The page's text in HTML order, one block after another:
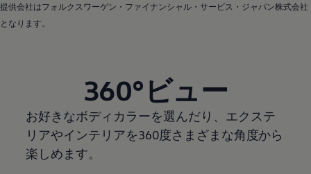
提供会社はフォルクスワーゲン・ファイナンシャル・サービス・ジャパン株式会社
となります。
360°ビュー
お好きなボディカラーを選んだり、エクステ
リアやインテリアを360度さまざまな角度から
楽しめます。